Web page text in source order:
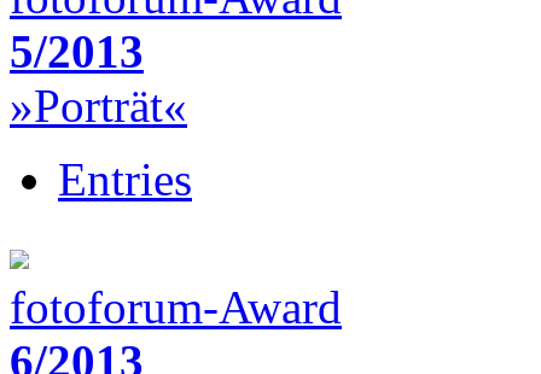
5/2013
»Porträt«
Entries
fotoforum-Award
6/2013